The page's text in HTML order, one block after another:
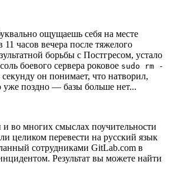
ощущаешь себя на месте
часов вечера после тяжелого
борьбы с Постгресом, устало
боевого сервера роковое sudo rm -
он понимает, что натворил,
уже поздно — базы больше нет...
во многих смыслах поучительности
целиком перевести на русский язык
сотрудниками GitLab.com в
Результат вы можете найти